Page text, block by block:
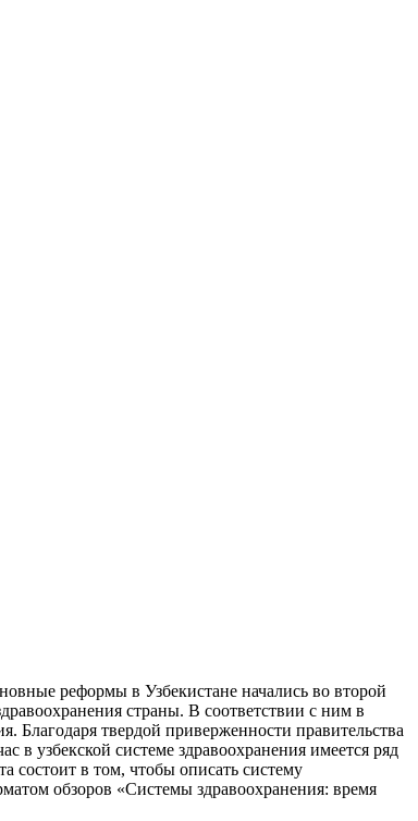
реформы в Узбекистане начались во второй
страны. В соответствии с ним в
Благодаря твердой приверженности правительства
узбекской системе здравоохранения имеется ряд
состоит в том, чтобы описать систему
обзоров «Системы здравоохранения: время